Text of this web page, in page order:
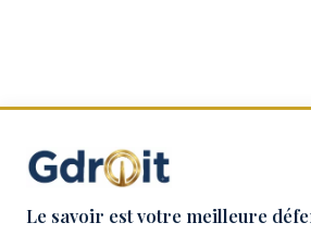
Le savoir est votre meilleure